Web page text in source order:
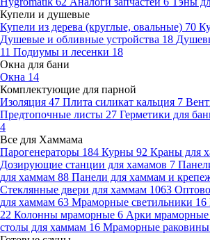
Купели и душевые
Купели из дерева (круглые, овальные) 70
Душевые и обливные устройства 18
11 Подиумы и лесенки 18
Окна для бани
Окна 14
Комплектующие для парной
Изоляция 47 Плита силикат кальция 7
Предтопочные листы 27 Герметики для
4
Все для Хаммама
Парогенераторы 184 Курны 92 Краны для
Дозирующие станции для хамамов 7
для хаммам 88 Панели для хаммам и
Стеклянные двери для хаммам 1063
для хаммам 63 Мраморные светильники 16
22 Колонны мраморные 6 Арки мраморные
столы для хаммам 16 Мраморные раковины